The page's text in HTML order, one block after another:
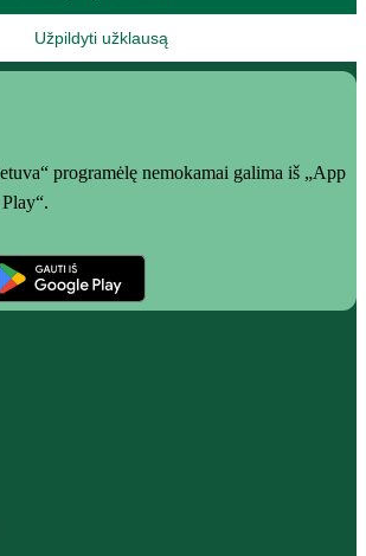
Užpildyti užklausą
programėlę nemokamai galima iš „App